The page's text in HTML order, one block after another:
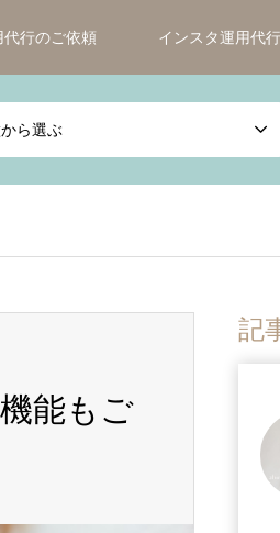
行のご依頼 インスタ運用代
ら選ぶ
能もご
記